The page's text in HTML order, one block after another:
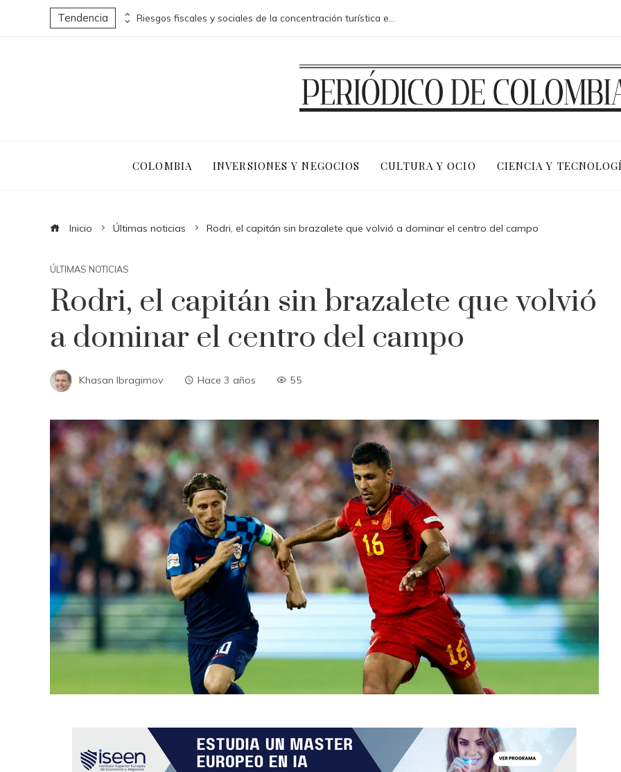
Tendencia
COLOMBIA INVERSIONES Y NEGOCIOS CULTURA Y OCIO CIENCIA Y
Inicio Últimas noticias Rodri, el capitán sin brazalete que volvió a dominar el centro del campo
ÚLTIMAS NOTICIAS
Rodri, el capitán sin brazalete que volvió
a dominar el centro del campo
Khasan Ibragimov Hace 3 años 55